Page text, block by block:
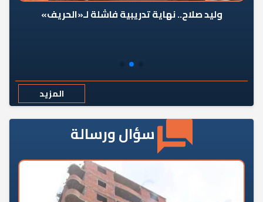
وليد صلاح.. نهاية تدريبية فاشلة لـ«الحريف»
المزيد
سؤال ورسالة